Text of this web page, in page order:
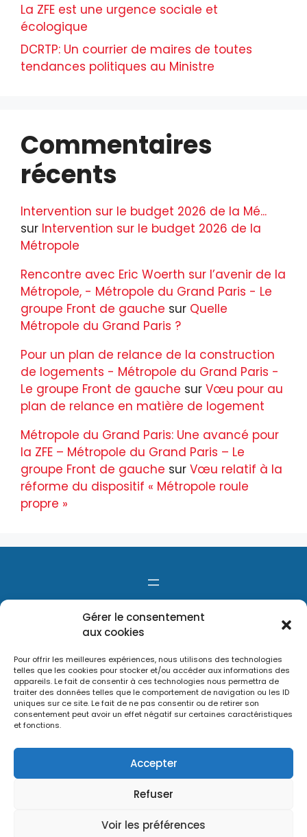
Gérer le consentement
aux cookies
Pour offrir les meilleures expériences, nous utilisons des technologies
telles que les cookies pour stocker et/ou accéder aux informations des
appareils. Le fait de consentir à ces technologies nous permettra de
traiter des données telles que le comportement de navigation ou les ID
uniques sur ce site. Le fait de ne pas consentir ou de retirer son
consentement peut avoir un effet négatif sur certaines caractéristiques
et fonctions.
Accepter
Refuser
Voir les préférences
La ZFE est une urgence sociale et
écologique
DCRTP: Un courrier de maires de toutes
tendances politiques au Ministre
Commentaires
récents
Intervention sur le budget 2026 de la Mé...
sur Intervention sur le budget 2026 de la
Métropole
Rencontre avec Eric Woerth sur l’avenir de la
Métropole, - Métropole du Grand Paris - Le
groupe Front de gauche sur Quelle
Métropole du Grand Paris ?
Pour un plan de relance de la construction
de logements - Métropole du Grand Paris -
Le groupe Front de gauche sur Vœu pour au
plan de relance en matière de logement
Métropole du Grand Paris: Une avancé pour
la ZFE – Métropole du Grand Paris – Le
groupe Front de gauche sur Vœu relatif à la
réforme du dispositif « Métropole roule
propre »
Le site Métropole Solidaire a été réalisé avec WordPress par